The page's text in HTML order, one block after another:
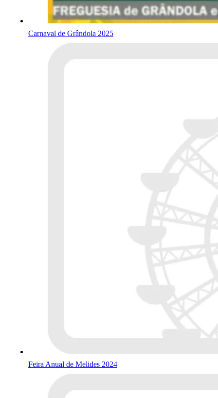
Carnaval de Grândola 2025
Feira Anual de Melides 2024